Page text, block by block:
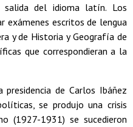
salida del idioma latín. Los
exámenes escritos de lengua
y de Historia y Geografía de
que correspondieran a la
de Carlos Ibáñez
se produjo una crisis
(1927-1931) se sucedieron